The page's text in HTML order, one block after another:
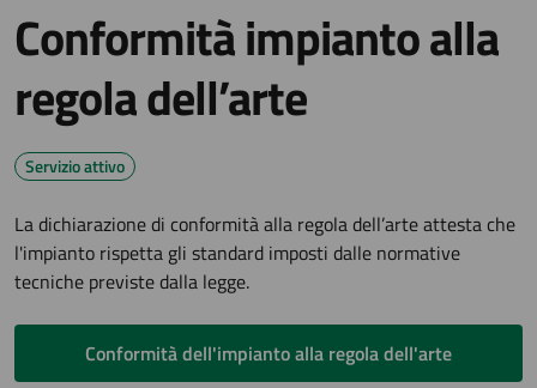
Conformità impianto alla
regola dell’arte
Servizio attivo
La dichiarazione di conformità alla regola dell’arte attesta che
l'impianto rispetta gli standard imposti dalle normative
tecniche previste dalla legge.
Conformità dell'impianto alla regola dell'arte